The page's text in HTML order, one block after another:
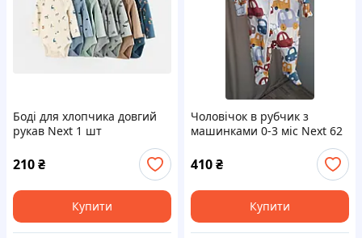
Боді для хлопчика довгий
рукав Next 1 шт
210₴
Купити
Чоловічок в рубчик з
машинками 0-3 міс Next 62
410₴
Купити